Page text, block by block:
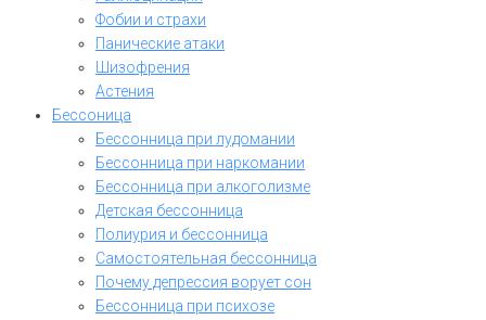
Фобии и страхи
Панические атаки
Шизофрения
Астения
Бессоница
Бессонница при лудомании
Бессонница при наркомании
Бессонница при алкоголизме
Детская бессонница
Полиурия и бессонница
Самостоятельная бессонница
Почему депрессия ворует сон
Бессонница при психозе